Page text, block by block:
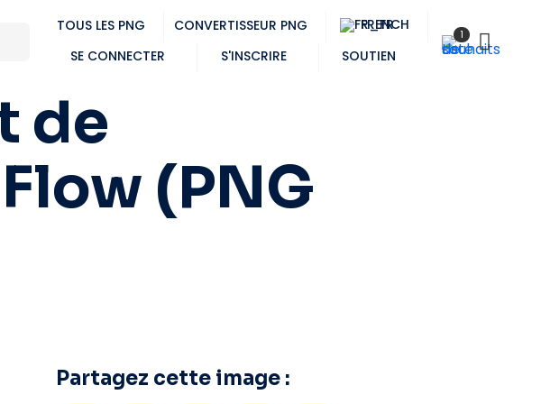
TOUS LES PNG CONVERTISSEUR PNG
FRENCH
SE CONNECTER
S'INSCRIRE SOUTIEN
1
de
(PNG
Partagez cette image :